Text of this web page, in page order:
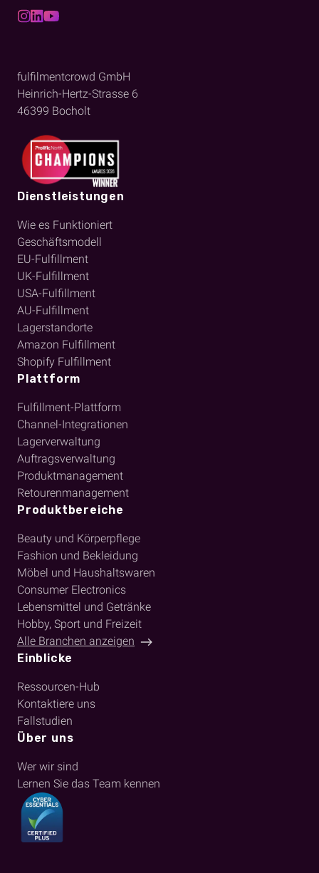
fulfilmentcrowd GmbH
Heinrich-Hertz-Strasse 6
46399 Bocholt
Dienstleistungen
Wie es Funktioniert
Geschäftsmodell
EU-Fulfillment
UK-Fulfillment
USA-Fulfillment
AU-Fulfillment
Lagerstandorte
Amazon Fulfillment
Shopify Fulfillment
Plattform
Fulfillment-Plattform
Channel-Integrationen
Lagerverwaltung
Auftragsverwaltung
Produktmanagement
Retourenmanagement
Produktbereiche
Beauty und Körperpflege
Fashion und Bekleidung
Möbel und Haushaltswaren
Consumer Electronics
Lebensmittel und Getränke
Hobby, Sport und Freizeit
Alle Branchen anzeigen
Einblicke
Ressourcen-Hub
Kontaktiere uns
Fallstudien
Über uns
Wer wir sind
Lernen Sie das Team kennen